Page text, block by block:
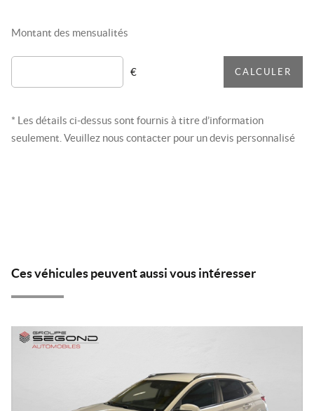
Montant des mensualités
€ CALCULER
* Les détails ci-dessus sont fournis à titre d’information
seulement. Veuillez nous contacter pour un devis personnalisé
Ces véhicules peuvent aussi vous intéresser